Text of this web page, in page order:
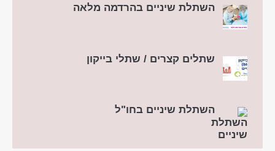
השתלת שיניים בהרדמה מלאה
שתלים קצרים / שתלי בייקון
השתלת שיניים בחו"ל